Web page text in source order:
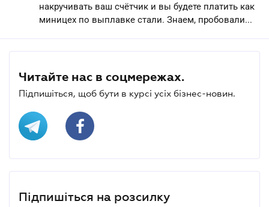
накручивать ваш счётчик и вы будете платить как
миницех по выплавке стали. Знаем, пробовали...
Читайте нас в соцмережах.
Підпишіться, щоб бути в курсі усіх бізнес-новин.
Підпишіться на розсилку